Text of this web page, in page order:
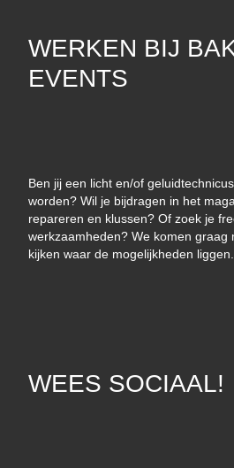
WERKEN BIJ
EVENTS
Ben jij een licht en/of
worden? Wil je bijdragen in het
repareren en klussen? Of zoek je
werkzaamheden? We komen graag
kijken waar de mogelijkheden liggen.
WEES SOCIAAL!